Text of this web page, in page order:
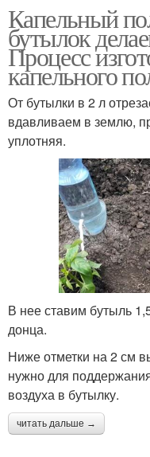
Капельный
бутылок
Процесс
капельного
От бутылки в 2 л
вдавливаем в землю,
уплотняя.
В нее ставим бутыль
донца.
Ниже отметки на 2 см
нужно для
воздуха в бутылку.
читать дальше →